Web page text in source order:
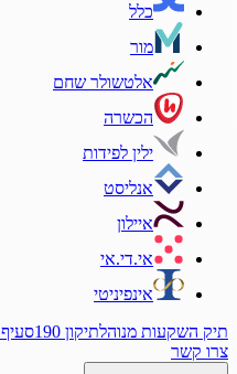
כלל
מור
אלטשולר שחם
הכשרה
ילין לפידות
אנליסט
איילון
אי.די.אי
אינפיניטי
תיק השקעות מנוהלתיקון 190 סעיף 125ד
צרו קשר